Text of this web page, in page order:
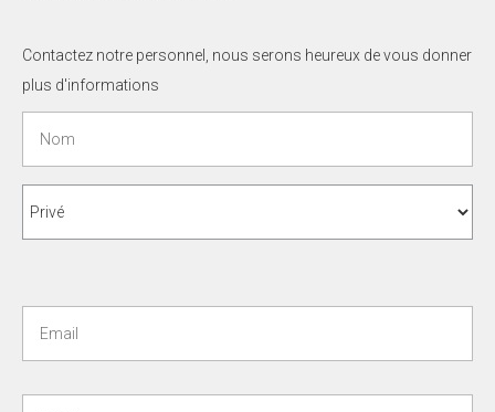
Contactez notre personnel, nous serons heureux de vous donner
plus d'informations